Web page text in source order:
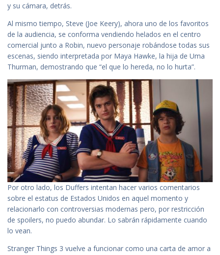
y su cámara, detrás.
Al mismo tiempo, Steve (Joe Keery), ahora uno de los favoritos
de la audiencia, se conforma vendiendo helados en el centro
comercial junto a Robin, nuevo personaje robándose todas sus
escenas, siendo interpretada por Maya Hawke, la hija de Uma
Thurman, demostrando que “el que lo hereda, no lo hurta”.
Por otro lado, los Duffers intentan hacer varios comentarios
sobre el estatus de Estados Unidos en aquel momento y
relacionarlo con controversias modernas pero, por restricción
de spoilers, no puedo abundar. Lo sabrán rápidamente cuando
lo vean.
Stranger Things 3 vuelve a funcionar como una carta de amor a